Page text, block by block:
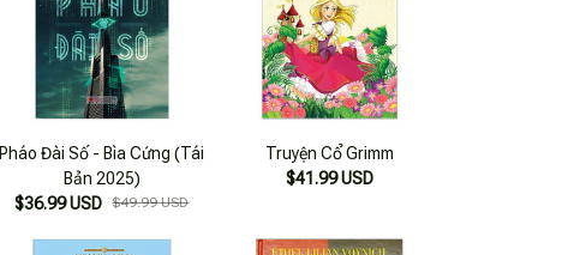
Pháo Đài Số - Bìa Cứng (Tái
Bản 2025)
$36.99 USD
$49.99 USD
Truyện Cổ Grimm
$41.99 USD